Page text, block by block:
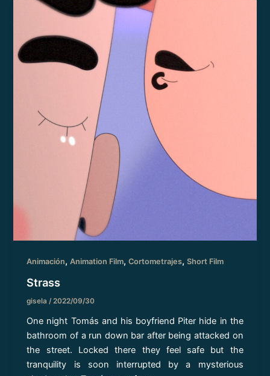
Animación,Animation Film,Cortometrajes,Short Film
Strass
gisela/2022/09/30
One night Tomás and his boyfriend Piter hide in the
bathroom of a run down bar after being attacked on
the street. Locked there they feel safe but the
tranquility is soon interrupted by a mysterious